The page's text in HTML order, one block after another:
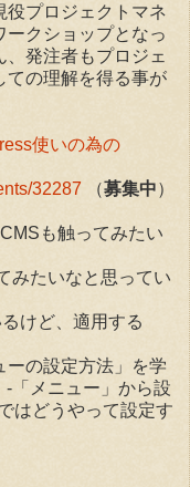
役プロジェクトマネ
ークショップとなっ
発注者もプロジェ
ての理解を得る事が
使いの為の
32287 （募集中）
も触ってみたい
みたいなと思ってい
けど、適用する
ーの設定方法」を学
「メニュー」から設
はどうやって設定す